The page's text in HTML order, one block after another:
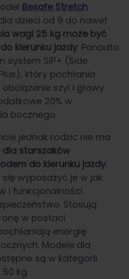
Besafe Stretch
dzieci od 9 do nawet
wagi 25 kg może być
kierunku jazdy. Ponadto
system SIP+ (Side
który pochłania
szyi i głowy
20% w
bocznego.
jednak rodzic nie ma
dla starszaków
do kierunku jazdy.
wyposażyć je w jak
i funkcjonalności
Stosują
w postaci
energię
Modele dla
są w kategorii
kg.